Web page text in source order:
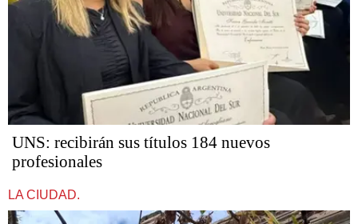
UNS: recibirán sus títulos 184 nuevos
profesionales
LA CIUDAD.